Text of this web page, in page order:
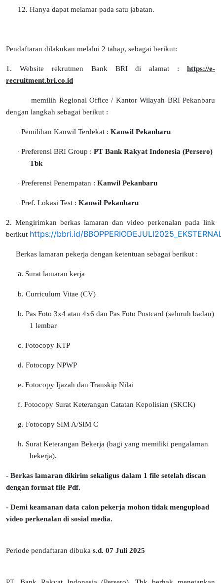
12. Hanya dapat melamar pada satu jabatan.
Pendaftaran dilakukan melalui 2 tahap, sebagai berikut:
1. Website rekrutmen Bank BRI di alamat : https://e-
recruitment.bri.co.id
memilih Regional Office / Kantor Wilayah BRI Pekanbaru
dengan langkah sebagai berikut :
· Pemilihan Kanwil Terdekat : Kanwil Pekanbaru
· Preferensi BRI Group : PT Bank Rakyat Indonesia (Persero)
Tbk
· Preferensi Penempatan : Kanwil Pekanbaru
· Pref. Lokasi Test : Kanwil Pekanbaru
2. Mengirimkan berkas lamaran dan video perkenalan pada link
berikut https://bbri.id/
Berkas lamaran pekerja dengan ketentuan sebagai berikut :
a. Surat lamaran kerja
b. Curriculum Vitae (CV)
b. Pas Foto 3x4 atau 4x6 dan Pas Foto Postcard (seluruh badan)
1 lembar
c. Fotocopy KTP
d. Fotocopy NPWP
e. Fotocopy Ijazah dan Transkip Nilai
f. Fotocopy Surat Keterangan Catatan Kepolisian (SKCK)
g. Fotocopy SIM A/SIM C
h. Surat Keterangan Bekerja (bagi yang memiliki pengalaman
bekerja).
- Berkas lamaran dikirim sekaligus dalam 1 file setelah discan
dengan format file Pdf.
- Demi keamanan data calon pekerja mohon tidak mengupload
video perkenalan di sosial media.
Periode pendaftaran dibuka s.d. 07 Juli 2025